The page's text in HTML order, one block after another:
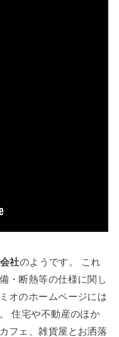
社のようです。 これ
・断熱等の仕様に関し
オのホームページには
住宅や不動産のほか
フェ、雑貨屋とお洒落